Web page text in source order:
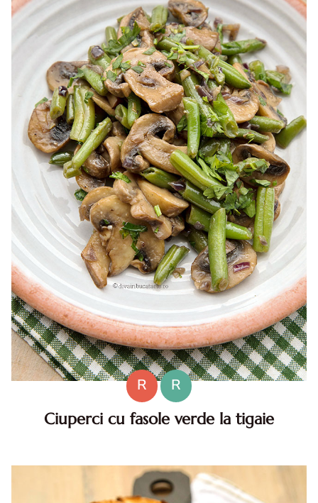
R
R
Ciuperci cu fasole verde la tigaie
fasole verde reteta de post. ciuperci de post